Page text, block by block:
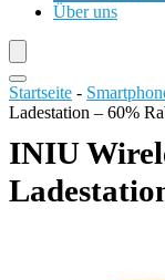
Über uns
Startseite -
Ladestation – 60%
INIU